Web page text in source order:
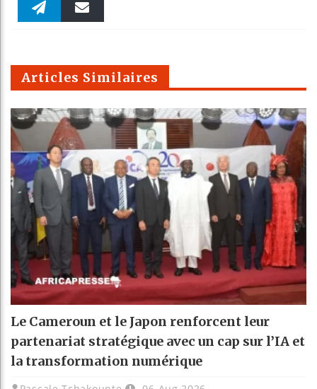
Faceboo Twitter
m
Articles Similaires
Le Cameroun et le Japon renforcent leur
partenariat stratégique avec un cap sur l’IA et
la transformation numérique